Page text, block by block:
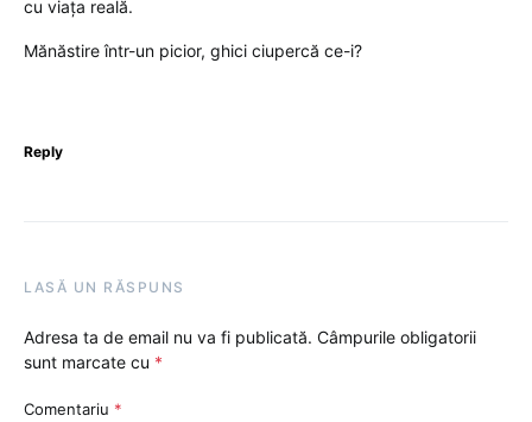
cu viaţa reală.
Mănăstire într-un picior, ghici ciupercă ce-i?
Reply
LASĂ UN RĂSPUNS
Adresa ta de email nu va fi publicată. Câmpurile obligatorii
sunt marcate cu *
Comentariu *